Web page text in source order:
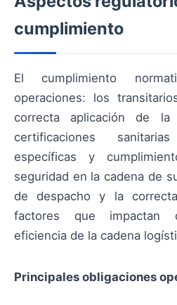
cumplimiento
El cumplimiento
operaciones: los
correcta aplicación de la
certificaciones
específicas y
seguridad en la cadena de
de despacho y la
factores que impactan
eficiencia de la cadena
Principales obligaciones